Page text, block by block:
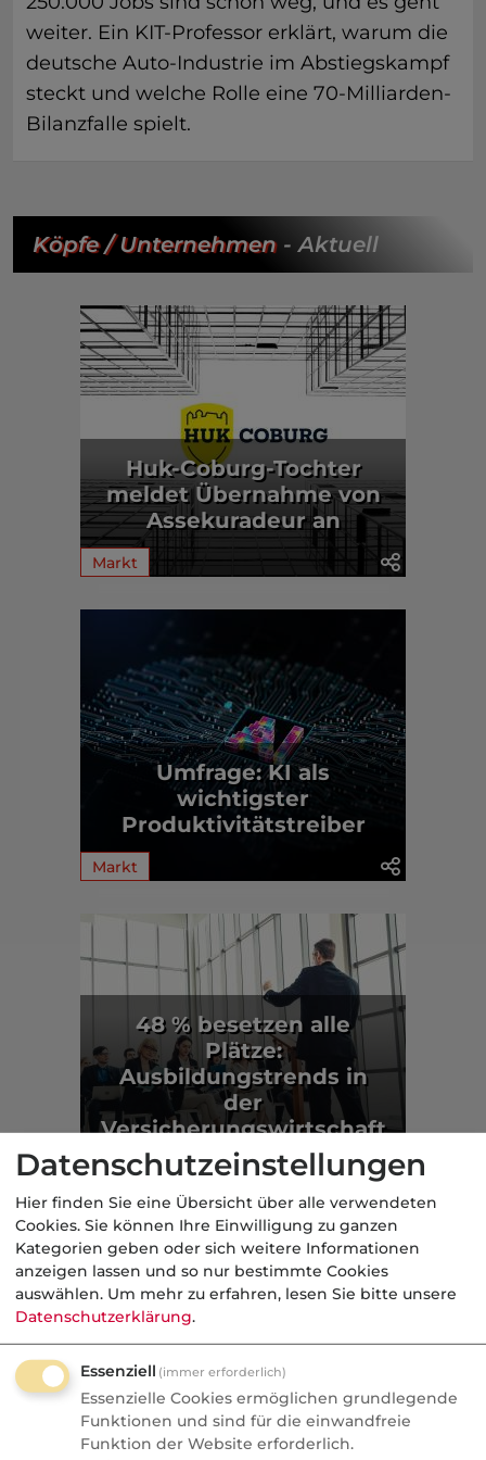
weiter. Ein KIT-Professor erklärt, warum die
deutsche Auto-Industrie im Abstiegskampf
steckt und welche Rolle eine 70-Milliarden-
Bilanzfalle spielt.
Köpfe / Unternehmen- Aktuell
Huk-Coburg-Tochter
meldet Übernahme von
Assekuradeur an
Markt
Umfrage: KI als
wichtigster
Produktivitätstreiber
Markt
48 % besetzen alle
Plätze:
Ausbildungstrends in
der
Versicherungswirtschaft
Markt
Aus der dvb-Redaktion
Politik
Nachrichten
Sorgen um Deutschlands
Kreditwürdigkeit
Die Bundesrepublik gehört zu den rund
Datenschutzeinstellungen
Hier finden Sie eine Übersicht über alle verwendeten
Cookies. Sie können Ihre Einwilligung zu ganzen
Kategorien geben oder sich weitere Informationen
anzeigen lassen und so nur bestimmte Cookies
auswählen. Um mehr zu erfahren, lesen Sie bitte unsere
Datenschutzerklärung.
Essenziell (immer erforderlich)
Essenzielle Cookies ermöglichen grundlegende
Funktionen und sind für die einwandfreie
Funktion der Website erforderlich.